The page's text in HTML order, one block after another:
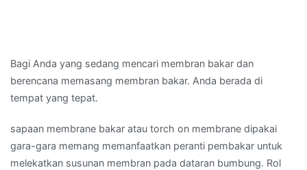
Bagi Anda yang sedang mencari membran bakar dan
berencana memasang membran bakar. Anda berada di
tempat yang tepat.
sapaan membrane bakar atau torch on membrane dipakai
gara-gara memang memanfaatkan peranti pembakar untuk
melekatkan susunan membran pada dataran bumbung. Rol